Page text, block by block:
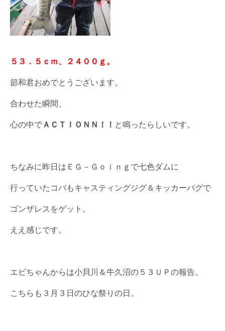
５３．５ｃｍ、２４００ｇ。
節和君おめでとうございます。
合わせた瞬間、
心の中でＡＣＴＩＯＮＮ！！ と鳴ったらしいです。
ちなみに昨日はＥＧ－Ｇｏｉｎｇで七色ダムに
行っていたコバもキャスティングジグ＆キッカーバグで
ゴンザレスをゲット。
ええ感じです。
エビちゃんからは小貝川＆牛久沼の５３ＵＰの報告。
こちらも３月３日のひな祭りの日。